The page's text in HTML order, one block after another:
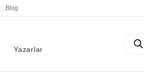
Blog
Yazarlar
search